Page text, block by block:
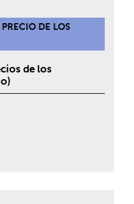
DE LOS
de los